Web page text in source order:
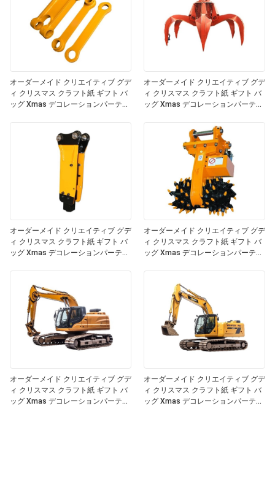
オーダーメイド クリエイティブ グデ
ィ クリスマス クラフト紙 ギフト バ
ッグ Xmas デコレーションパーティ
オーダーメイド クリエイティブ グデ
ィ クリスマス クラフト紙 ギフト バ
ッグ Xmas デコレーションパーティ
オーダーメイド クリエイティブ グデ
ィ クリスマス クラフト紙 ギフト バ
ッグ Xmas デコレーションパーティ
オーダーメイド クリエイティブ グデ
ィ クリスマス クラフト紙 ギフト バ
ッグ Xmas デコレーションパーティ
オーダーメイド クリエイティブ グデ
ィ クリスマス クラフト紙 ギフト バ
ッグ Xmas デコレーションパーティ
オーダーメイド クリエイティブ グデ
ィ クリスマス クラフト紙 ギフト バ
ッグ Xmas デコレーションパーティ